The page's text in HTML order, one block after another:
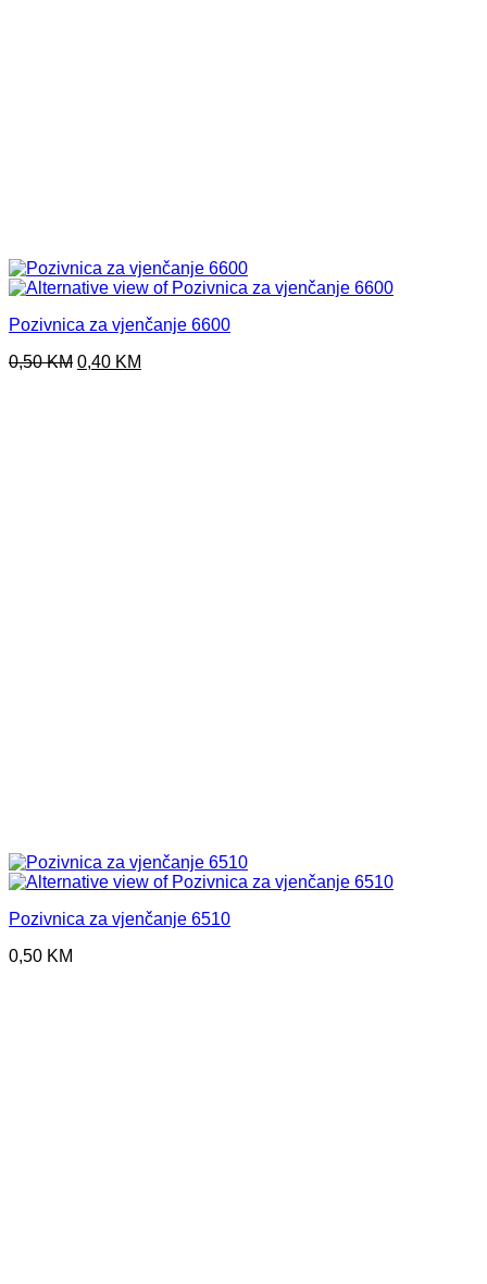
Pozivnica za vjenčanje 6600
0,50KM Original
0,40 KM
Pozivnica za vjenčanje 6510
0,50 KM